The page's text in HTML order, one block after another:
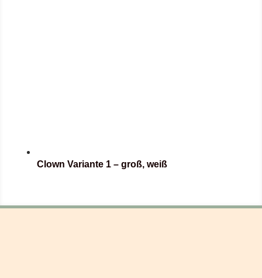
Clown Variante 1 – groß, weiß